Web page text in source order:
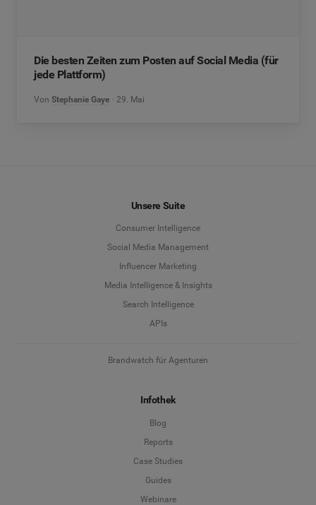
Die besten Zeiten zum Posten auf Social Media (für
jede Plattform)
Von Stephanie Gaye 29. Mai
Unsere Suite
Consumer Intelligence
Social Media Management
Influencer Marketing
Media Intelligence & Insights
Search Intelligence
APIs
Brandwatch für Agenturen
Infothek
Blog
Reports
Case Studies
Guides
Webinare